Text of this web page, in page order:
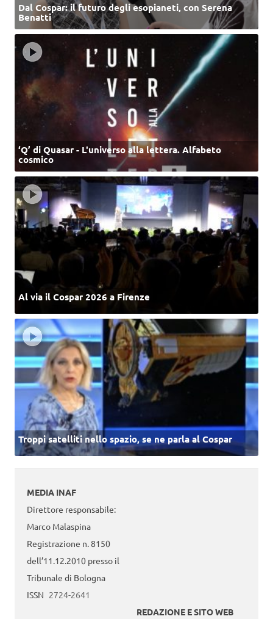
Dal Cospar: il futuro degli esopianeti, con Serena
Benatti
‘Q’ di Quasar - L'universo alla lettera. Alfabeto
cosmico
Al via il Cospar 2026 a Firenze
Troppi satelliti nello spazio, se ne parla al Cospar
MEDIA INAF
Direttore responsabile:
Marco Malaspina
Registrazione n. 8150
dell’11.12.2010 presso il
Tribunale di Bologna
ISSN 2724-2641
REDAZIONE E SITO WEB